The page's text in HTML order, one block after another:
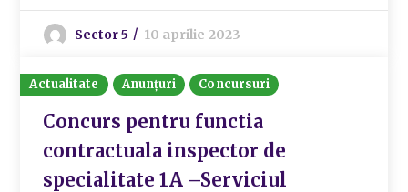
Sector 5 10 aprilie 2023
Actualitate Anunțuri Concursuri
Concurs pentru functia
contractuala inspector de
specialitate 1A –Serviciul